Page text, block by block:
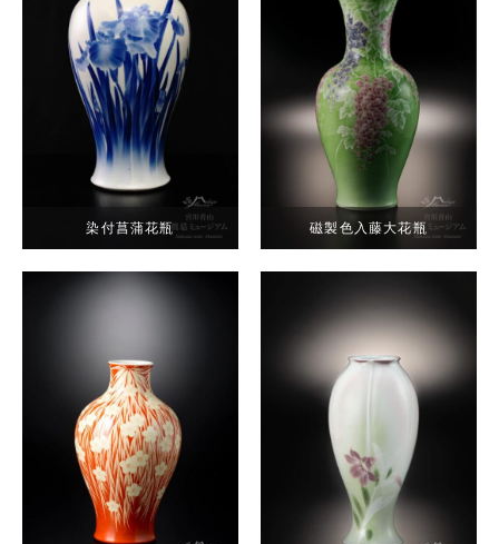
染付菖蒲花瓶 磁製色入藤大花瓶